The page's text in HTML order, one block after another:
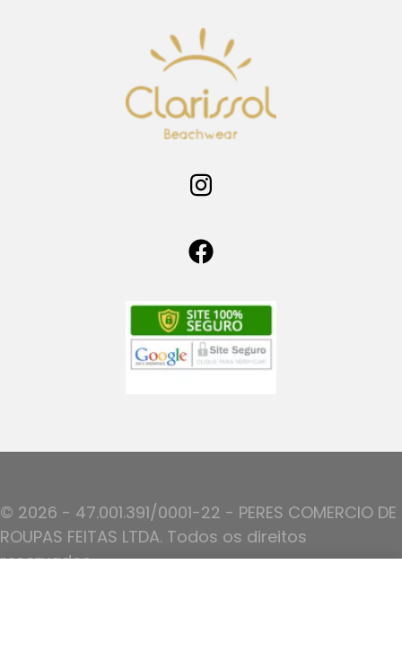
© 2026 - 47.001.391/0001-22 - PERES COMERCIO DE
ROUPAS FEITAS LTDA. Todos os direitos
reservados.